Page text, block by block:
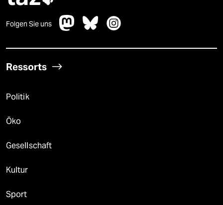
Folgen Sie uns
Ressorts
Politik
Öko
Gesellschaft
Kultur
Sport